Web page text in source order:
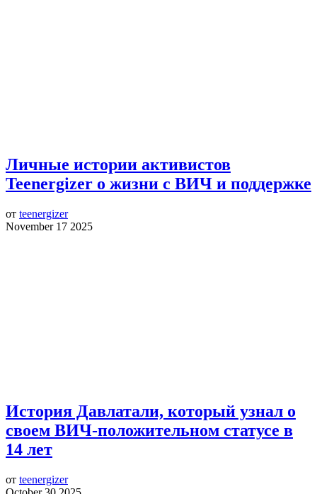
Личные истории активистов
Teenergizer о жизни с ВИЧ и поддержке
от teenergizer
November 17 2025
История Давлатали, который узнал о
своем ВИЧ-положительном статусе в
14 лет
от teenergizer